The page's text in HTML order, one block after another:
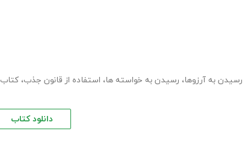
رسیدن به آرزوها، رسیدن به خواسته ها، استفاده از قانون جذب، کتاب
دانلود کتاب